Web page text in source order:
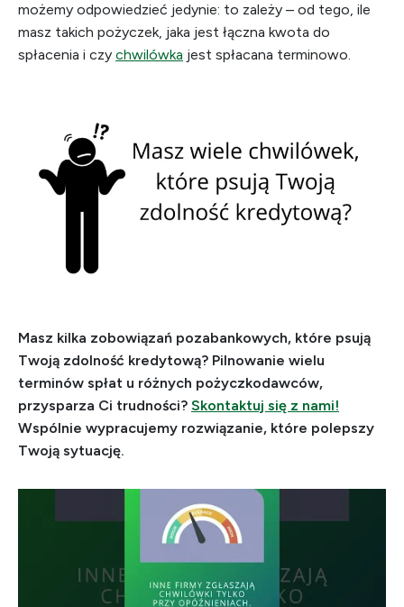
możemy odpowiedzieć jedynie: to zależy – od tego, ile
masz takich pożyczek, jaka jest łączna kwota do
spłacenia i czy chwilówka jest spłacana terminowo.
Masz kilka zobowiązań pozabankowych, które psują
Twoją zdolność kredytową? Pilnowanie wielu
terminów spłat u różnych pożyczkodawców,
przysparza Ci trudności? Skontaktuj się z nami!
Wspólnie wypracujemy rozwiązanie, które polepszy
Twoją sytuację.